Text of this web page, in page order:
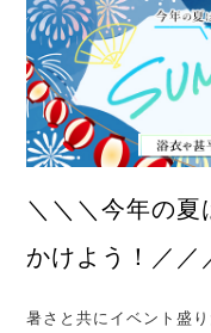
＼＼＼今年の夏
かけよう！／／
暑さと共にイベント盛